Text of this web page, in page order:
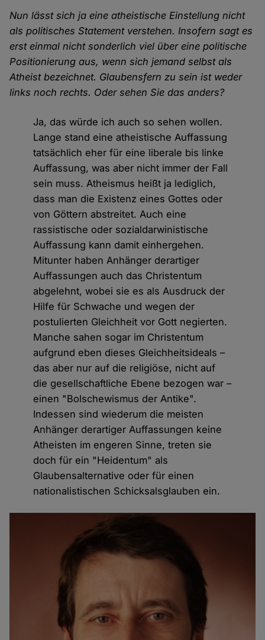
Nun lässt sich ja eine atheistische Einstellung nicht
als politisches Statement verstehen. Insofern sagt es
erst einmal nicht sonderlich viel über eine politische
Positionierung aus, wenn sich jemand selbst als
Atheist bezeichnet. Glaubensfern zu sein ist weder
links noch rechts. Oder sehen Sie das anders?
Ja, das würde ich auch so sehen wollen.
Lange stand eine atheistische Auffassung
tatsächlich eher für eine liberale bis linke
Auffassung, was aber nicht immer der Fall
sein muss. Atheismus heißt ja lediglich,
dass man die Existenz eines Gottes oder
von Göttern abstreitet. Auch eine
rassistische oder sozialdarwinistische
Auffassung kann damit einhergehen.
Mitunter haben Anhänger derartiger
Auffassungen auch das Christentum
abgelehnt, wobei sie es als Ausdruck der
Hilfe für Schwache und wegen der
postulierten Gleichheit vor Gott negierten.
Manche sahen sogar im Christentum
aufgrund eben dieses Gleichheitsideals –
das aber nur auf die religiöse, nicht auf
die gesellschaftliche Ebene bezogen war –
einen "Bolschewismus der Antike".
Indessen sind wiederum die meisten
Anhänger derartiger Auffassungen keine
Atheisten im engeren Sinne, treten sie
doch für ein "Heidentum" als
Glaubensalternative oder für einen
nationalistischen Schicksalsglauben ein.